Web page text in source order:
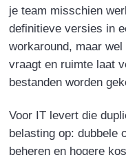
je team misschien
definitieve versies in
workaround, maar
vraagt en ruimte laat
bestanden worden
Voor IT levert die
belasting op: dubbele
beheren en hogere